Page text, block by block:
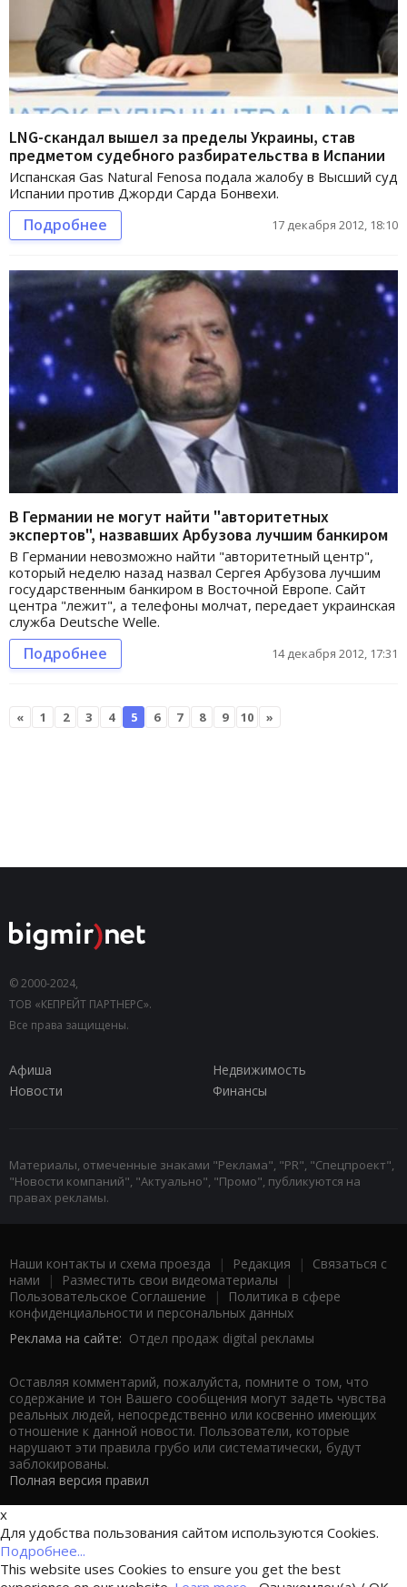
LNG-скандал вышел за пределы Украины, став
предметом судебного разбирательства в Испании
Испанская Gas Natural Fenosa подала жалобу в Высший суд
Испании против Джорди Сарда Бонвехи.
Подробнее 17 декабря 2012, 18:10
В Германии не могут найти "авторитетных
экспертов", назвавших Арбузова лучшим банкиром
В Германии невозможно найти "авторитетный центр",
который неделю назад назвал Сергея Арбузова лучшим
государственным банкиром в Восточной Европе. Сайт
центра "лежит", а телефоны молчат, передает украинская
служба Deutsche Welle.
Подробнее 14 декабря 2012, 17:31
« 1 2 3 4 5 6 7 8 9 10 »
© 2000-2024,
ТОВ «КЕПРЕЙТ ПАРТНЕРС».
Все права защищены.
Афиша
Недвижимость
Новости
Финансы
Материалы, отмеченные знаками "Реклама", "PR", "Спецпроект",
"Новости компаний", "Актуально", "Промо", публикуются на
правах рекламы.
Наши контакты и схема проезда | Редакция | Связаться с
нами | Разместить свои видеоматериалы |
Пользовательское Соглашение |
Политика в сфере
конфиденциальности и персональных данных
Реклама на сайте: Отдел продаж digital рекламы
Оставляя комментарий, пожалуйста, помните о том, что
содержание и тон Вашего сообщения могут задеть чувства
реальных людей, непосредственно или косвенно имеющих
отношение к данной новости. Пользователи, которые
нарушают эти правила грубо или систематически, будут
заблокированы.
Полная версия правил
x
Для удобства пользования сайтом используются Cookies.
Подробнее...
This website uses Cookies to ensure you get the best